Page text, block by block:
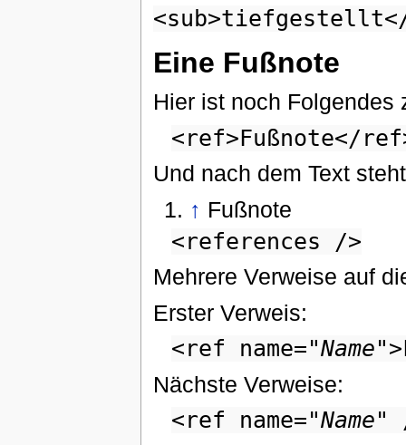
<sub>tiefgestellt</
Eine Fußnote
Hier ist noch
<ref>Fußnote</
Und nach dem Text
↑ Fußnote
<references />
Mehrere Verweise auf
Erster Verweis:
<ref name="Name
Nächste Verweise:
<ref name="Name"